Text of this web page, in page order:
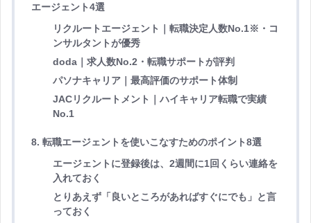
エージェント4選
リクルートエージェント｜転職決定人数No.1※・コ
ンサルタントが優秀
doda｜求人数No.2・転職サポートが評判
パソナキャリア｜最高評価のサポート体制
JACリクルートメント｜ハイキャリア転職で実績
No.1
8. 転職エージェントを使いこなすためのポイント8選
エージェントに登録後は、2週間に1回くらい連絡を
入れておく
とりあえず「良いところがあればすぐにでも」と言
っておく